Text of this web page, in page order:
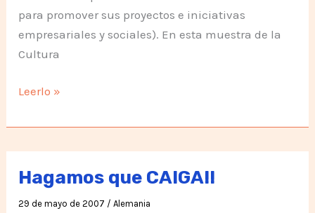
para promover sus proyectos e iniciativas
empresariales y sociales). En esta muestra de la
Cultura
No
Activa
en
Soacha
Leerlo »
Hagamos que CAIGA!!
29 de mayo de 2007 /Alemania